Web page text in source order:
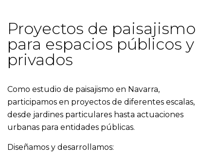
Proyectos de paisajismo
para espacios públicos y
privados
Como estudio de paisajismo en Navarra,
participamos en proyectos de diferentes escalas,
desde jardines particulares hasta actuaciones
urbanas para entidades públicas.
Diseñamos y desarrollamos: